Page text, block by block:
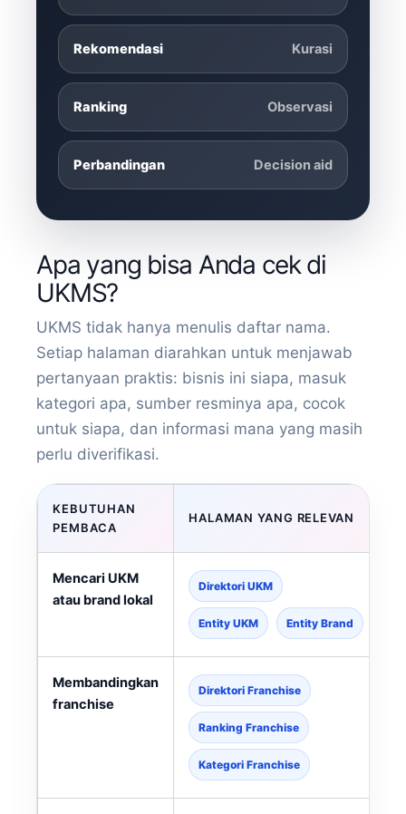
Rekomendasi Kurasi
Ranking Observasi
Perbandingan Decision aid
Apa yang bisa Anda cek di
UKMS?
UKMS tidak hanya menulis daftar nama.
Setiap halaman diarahkan untuk menjawab
pertanyaan praktis: bisnis ini siapa, masuk
kategori apa, sumber resminya apa, cocok
untuk siapa, dan informasi mana yang masih
perlu diverifikasi.
KEBUTUHAN
PEMBACA
HALAMAN YANG RELEVAN
Mencari UKM
atau brand lokal
Direktori UKM
Entity UKM Entity Brand
Membandingkan
franchise
Direktori Franchise
Ranking Franchise
Kategori Franchise